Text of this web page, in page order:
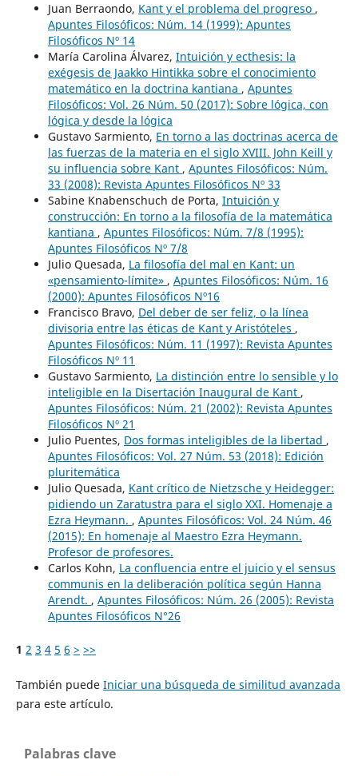
Juan Berraondo, Kant y el problema del progreso ,
Apuntes Filosóficos: Núm. 14 (1999): Apuntes
Filosóficos Nº 14
María Carolina Álvarez, Intuición y ecthesis: la
exégesis de Jaakko Hintikka sobre el conocimiento
matemático en la doctrina kantiana , Apuntes
Filosóficos: Vol. 26 Núm. 50 (2017): Sobre lógica, con
lógica y desde la lógica
Gustavo Sarmiento, En torno a las doctrinas acerca de
las fuerzas de la materia en el siglo XVIII. John Keill y
su influencia sobre Kant , Apuntes Filosóficos: Núm.
33 (2008): Revista Apuntes Filosóficos Nº 33
Sabine Knabenschuch de Porta, Intuición y
construcción: En torno a la filosofía de la matemática
kantiana , Apuntes Filosóficos: Núm. 7/8 (1995):
Apuntes Filosóficos Nº 7/8
Julio Quesada, La filosofía del mal en Kant: un
«pensamiento-límite» , Apuntes Filosóficos: Núm. 16
(2000): Apuntes Filosóficos Nº16
Francisco Bravo, Del deber de ser feliz, o la línea
divisoria entre las éticas de Kant y Aristóteles ,
Apuntes Filosóficos: Núm. 11 (1997): Revista Apuntes
Filosóficos Nº 11
Gustavo Sarmiento, La distinción entre lo sensible y lo
inteligible en la Disertación Inaugural de Kant ,
Apuntes Filosóficos: Núm. 21 (2002): Revista Apuntes
Filosóficos Nº 21
Julio Puentes, Dos formas inteligibles de la libertad ,
Apuntes Filosóficos: Vol. 27 Núm. 53 (2018): Edición
pluritemática
Julio Quesada, Kant crítico de Nietzsche y Heidegger:
pidiendo un Zaratustra para el siglo XXI. Homenaje a
Ezra Heymann. , Apuntes Filosóficos: Vol. 24 Núm. 46
(2015): En homenaje al Maestro Ezra Heymann.
Profesor de profesores.
Carlos Kohn, La confluencia entre el juicio y el sensus
communis en la deliberación política según Hanna
Arendt. , Apuntes Filosóficos: Núm. 26 (2005): Revista
Apuntes Filosóficos N°26
1 2 3 4 5 6 > >>
También puede Iniciar una búsqueda de similitud avanzada
para este artículo.
Palabras clave